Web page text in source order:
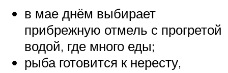
в мае днём выбирает
прибрежную отмель с прогретой
водой, где много еды;
рыба готовится к нересту,